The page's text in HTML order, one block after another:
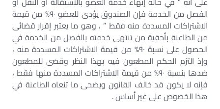
الفصل من الخدمة فإن الصندوق يؤدى للعضو ٩٠% من قيمة
الاشتراكات المسددة منه فقط ” ، وهو ما يعتبر إقرار قضائى
من الطاعنة بأحقية من تنتهى خدمته بالفصل من الخدمة في
الحصول على نسبة ٩٠% من قيمة الاشتراكات المسددة منه ،
وإذ التزم الحكم المطعون فيه بهذا النظر وقضى للمطعون
ضدها بنسبة ٩٠% من قيمة الاشتراكات المسددة منها فقط ،
فإنه لا يكون قد خالف القانون ويضحى ما تنعاه الطاعنة في
هذا الخصوص على غير أساس .